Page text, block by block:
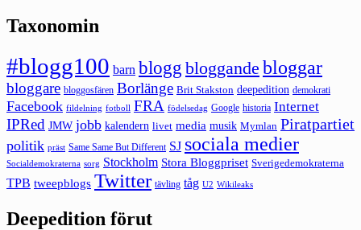
Taxonomin
#blogg100 barn blogg bloggande bloggar
bloggare bloggosfären Borlänge Brit Stakston deepedition demokrati
Facebook fildelning fotboll FRA födelsedag Google historia Internet
IPRed JMW jobb kalendern livet media musik Mymlan Piratpartiet
politik präst Same Same But Different SJ sociala medier
Socialdemokraterna sorg Stockholm Stora Bloggpriset Sverigedemokraterna
TPB tweepblogs Twitter tävling tåg U2 Wikileaks
Deepedition förut